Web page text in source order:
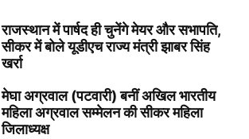
राजस्थान में पार्षद ही चुनेंगे मेयर और सभापति,
सीकर में बोले यूडीएच राज्य मंत्री झाबर सिंह
खर्रा
मेघा अग्रवाल (पटवारी) बनीं अखिल भारतीय
महिला अग्रवाल सम्मेलन की सीकर महिला
जिलाध्यक्ष